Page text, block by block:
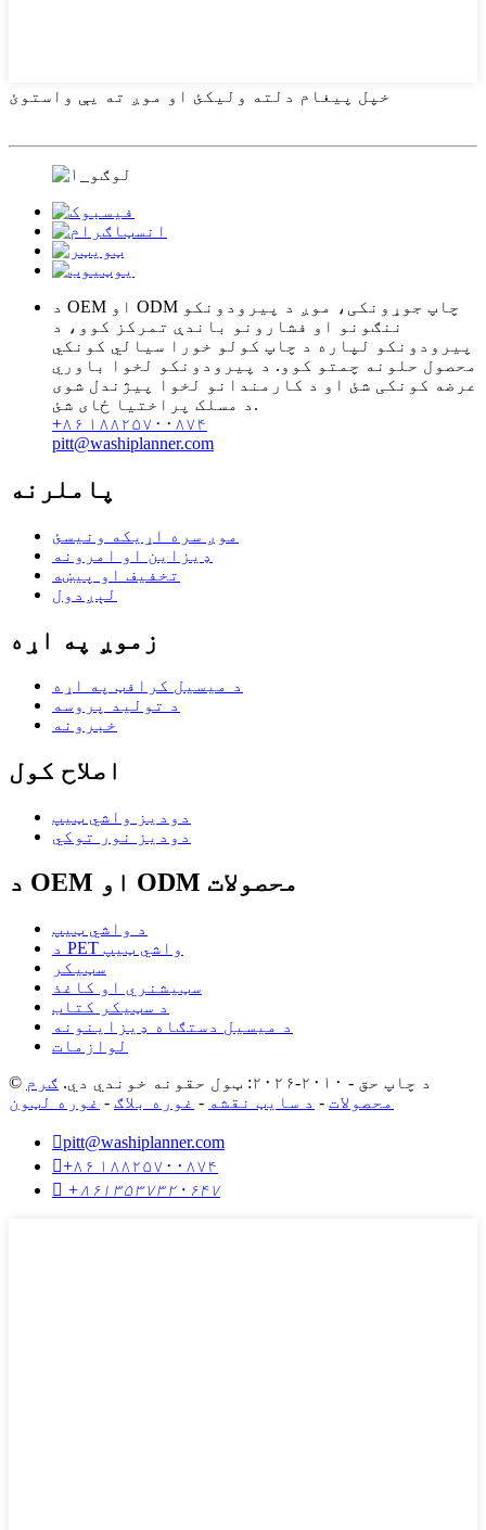
خپل پیغام دلته ولیکئ او موږ ته یې واستوئ
د OEM او ODM چاپ جوړونکی، موږ د پیرودونکو
ننګونو او فشارونو باندې تمرکز کوو، د
پیرودونکو لپاره د چاپ کولو خورا سیالي کونکي
محصول حلونه چمتو کوو. د پیرودونکو لخوا باوري
عرضه کونکی شئ او د کارمندانو لخوا پیژندل شوی
د مسلک پراختیا ځای شئ.
+۸۶ ۱۸۸۲۵۷۰۰۸۷۴
pitt@washiplanner.com
پاملرنه
موږ سره اړیکه ونیسئ
ډیزاین او امرونه
تخفیف او پیښه
لېږدول
زموږ په اړه
د میسیل کرافټ په اړه
د تولید پروسه
خبرونه
اصلاح کول
دودیز واشي ټیپ
دودیز نور توکي
د OEM او ODM محصولات
د واشي ټیپ
د PET واشي ټیپ
سټیکر
سټیشنري او کاغذ
د سټیکر کتاب
د میسیل دستګاه ډیزاینونه
لوازمات
© د چاپ حق - ۲۰۱۰-۲۰۲۶: ټول حقونه خوندي دي.
ګرم
محصولات - د سایټ نقشه - غوره بلاګ - غوره لټون
pitt@washiplanner.com
+۸۶ ۱۸۸۲۵۷۰۰۸۷۴
 +۸۶۱۳۵۳۷۳۲۰۶۴۷